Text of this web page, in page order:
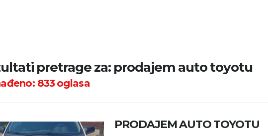
pretrage za: prodajem auto toyotu
833oglasa
PRODAJEM AUTO TOYOTU